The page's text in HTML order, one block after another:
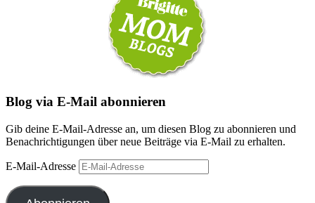
Blog via E-Mail abonnieren
Gib deine E-Mail-Adresse an, um diesen Blog zu abonnieren und
Benachrichtigungen über neue Beiträge via E-Mail zu erhalten.
E-Mail-Adresse